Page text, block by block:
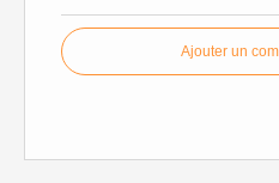
Ajouter un